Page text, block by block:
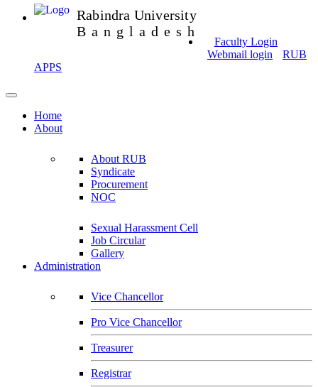
Rabindra University
Bangladesh
Faculty Login
Webmail login
RUB
APPS
Home
About
About RUB
Syndicate
Procurement
NOC
Sexual Harassment Cell
Job Circular
Gallery
Administration
Vice Chancellor
Pro Vice Chancellor
Treasurer
Registrar